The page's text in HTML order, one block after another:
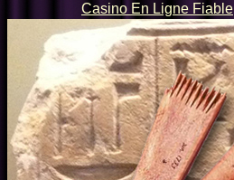
Casino En Ligne Fiable